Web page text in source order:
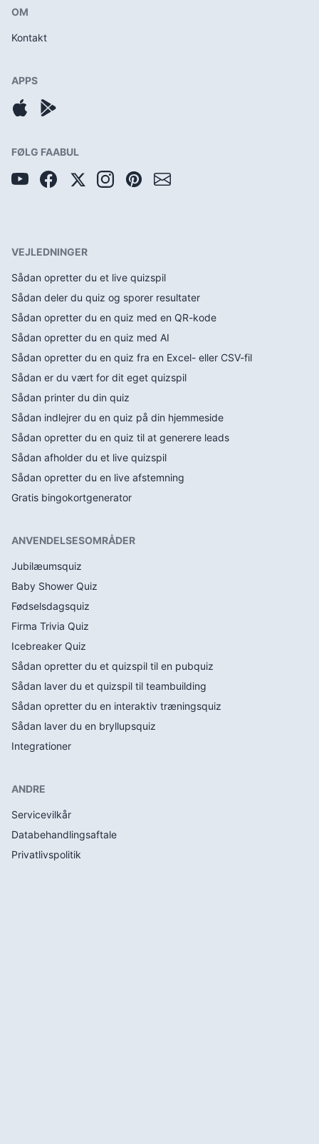
OM
Kontakt
APPS
FØLG FAABUL
VEJLEDNINGER
Sådan opretter du et live quizspil
Sådan deler du quiz og sporer resultater
Sådan opretter du en quiz med en QR-kode
Sådan opretter du en quiz med AI
Sådan opretter du en quiz fra en Excel- eller CSV-fil
Sådan er du vært for dit eget quizspil
Sådan printer du din quiz
Sådan indlejrer du en quiz på din hjemmeside
Sådan opretter du en quiz til at generere leads
Sådan afholder du et live quizspil
Sådan opretter du en live afstemning
Gratis bingokortgenerator
ANVENDELSESOMRÅDER
Jubilæumsquiz
Baby Shower Quiz
Fødselsdagsquiz
Firma Trivia Quiz
Icebreaker Quiz
Sådan opretter du et quizspil til en pubquiz
Sådan laver du et quizspil til teambuilding
Sådan opretter du en interaktiv træningsquiz
Sådan laver du en bryllupsquiz
Integrationer
ANDRE
Servicevilkår
Databehandlingsaftale
Privatlivspolitik